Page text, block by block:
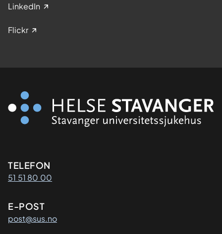
LinkedIn
Flickr
Kontaktinformasjon
TELEFON
51 51 80 00
E-POST
post@sus.no